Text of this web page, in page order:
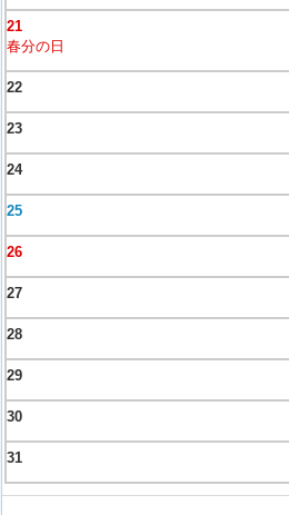
21
春分の日
22
23
24
25
26
27
28
29
30
31